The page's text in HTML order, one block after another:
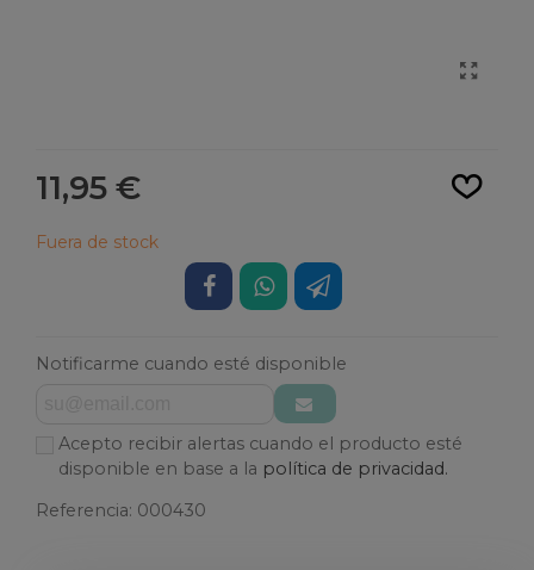
11,95 €
Fuera de stock
Notificarme cuando esté disponible
Acepto recibir alertas cuando el producto esté
disponible en base a la política de privacidad.
Referencia: 000430